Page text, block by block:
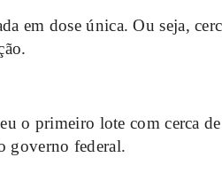
em dose única. Ou seja,
o primeiro lote com cerca
governo federal.